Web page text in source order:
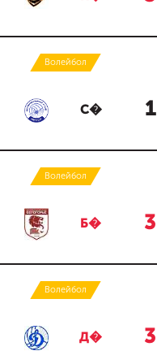
Волейбол
С� 1
Волейбол
Б� 3
Волейбол
Д� 3